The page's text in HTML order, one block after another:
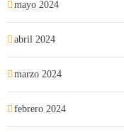
mayo 2024
abril 2024
marzo 2024
febrero 2024